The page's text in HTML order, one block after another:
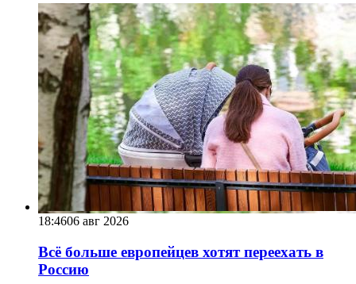
18:4606 авг 2026
Всё больше европейцев хотят переехать в
Россию